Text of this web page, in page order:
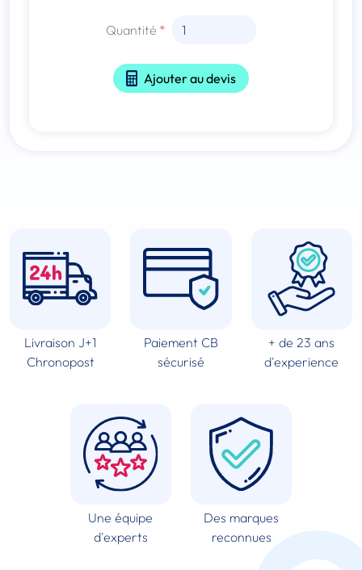
Quantité
Ajouter au devis
Livraison J+1
Chronopost
Paiement CB
sécurisé
+ de 23 ans
d'experience
Une équipe
d'experts
Des marques
reconnues